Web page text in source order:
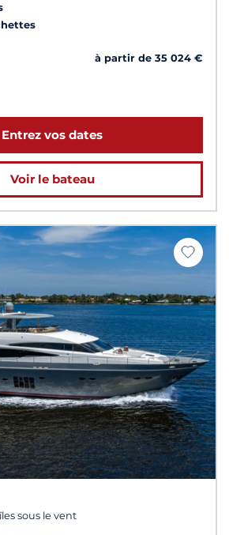
à partir de 35 024 €
Entrez vos dates
Voir le bateau
sous le vent